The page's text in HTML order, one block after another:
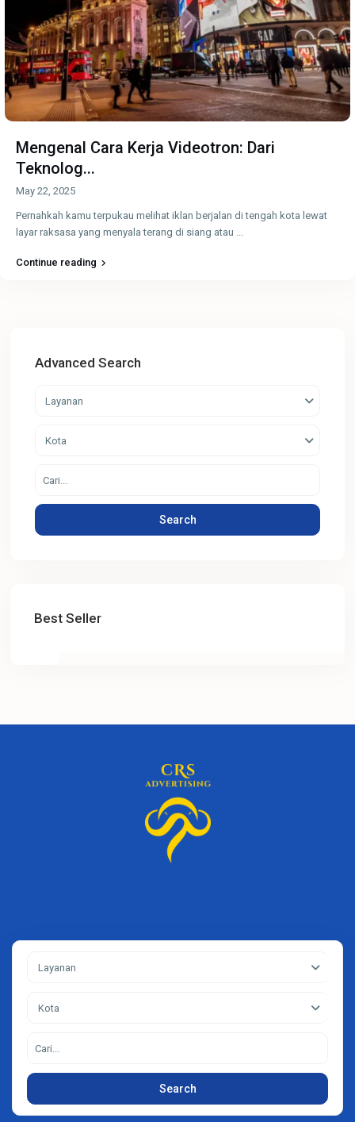
Mengenal Cara Kerja Videotron: Dari
Teknolog...
May 22, 2025
Pernahkah kamu terpukau melihat iklan berjalan di tengah kota lewat
layar raksasa yang menyala terang di siang atau ...
Continue reading
Advanced Search
Layanan
Kota
Search
Best Seller
Layanan
Kota
Search